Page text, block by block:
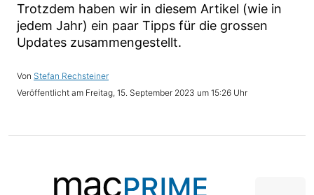
Trotzdem haben wir in diesem Artikel (wie in
jedem Jahr) ein paar Tipps für die grossen
Updates zusammengestellt.
Stefan Rechsteiner
Freitag, 15. September 2023 um 15:26 Uhr